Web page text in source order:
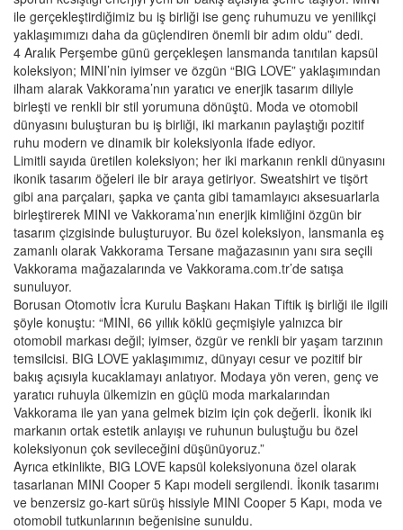
ile gerçekleştirdiğimiz bu iş birliği ise genç ruhumuzu ve yenilikçi
yaklaşımımızı daha da güçlendiren önemli bir adım oldu” dedi.
4 Aralık Perşembe günü gerçekleşen lansmanda tanıtılan kapsül
koleksiyon; MINI’nin iyimser ve özgün “BIG LOVE” yaklaşımından
ilham alarak Vakkorama’nın yaratıcı ve enerjik tasarım diliyle
birleşti ve renkli bir stil yorumuna dönüştü. Moda ve otomobil
dünyasını buluşturan bu iş birliği, iki markanın paylaştığı pozitif
ruhu modern ve dinamik bir koleksiyonla ifade ediyor.
Limitli sayıda üretilen koleksiyon; her iki markanın renkli dünyasını
ikonik tasarım öğeleri ile bir araya getiriyor. Sweatshirt ve tişört
gibi ana parçaları, şapka ve çanta gibi tamamlayıcı aksesuarlarla
birleştirerek MINI ve Vakkorama’nın enerjik kimliğini özgün bir
tasarım çizgisinde buluşturuyor. Bu özel koleksiyon, lansmanla eş
zamanlı olarak Vakkorama Tersane mağazasının yanı sıra seçili
Vakkorama mağazalarında ve Vakkorama.com.tr’de satışa
sunuluyor.
Borusan Otomotiv İcra Kurulu Başkanı Hakan Tiftik iş birliği ile ilgili
şöyle konuştu: “MINI, 66 yıllık köklü geçmişiyle yalnızca bir
otomobil markası değil; iyimser, özgür ve renkli bir yaşam tarzının
temsilcisi. BIG LOVE yaklaşımımız, dünyayı cesur ve pozitif bir
bakış açısıyla kucaklamayı anlatıyor. Modaya yön veren, genç ve
yaratıcı ruhuyla ülkemizin en güçlü moda markalarından
Vakkorama ile yan yana gelmek bizim için çok değerli. İkonik iki
markanın ortak estetik anlayışı ve ruhunun buluştuğu bu özel
koleksiyonun çok sevileceğini düşünüyoruz.”
Ayrıca etkinlikte, BIG LOVE kapsül koleksiyonuna özel olarak
tasarlanan MINI Cooper 5 Kapı modeli sergilendi. İkonik tasarımı
ve benzersiz go-kart sürüş hissiyle MINI Cooper 5 Kapı, moda ve
otomobil tutkunlarının beğenisine sunuldu.